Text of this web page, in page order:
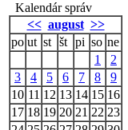
Kalendár správ
<< august >>
po ut st št pi so ne
1
2
3
4 5 6 7 8
9
10 11 12 13 14 15 16
17 18 19 20 21 22 23